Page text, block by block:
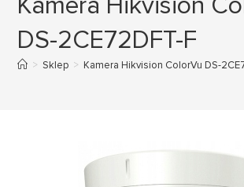
DS-2CE72DFT-F
> Sklep > Kamera Hikvision ColorVu DS-